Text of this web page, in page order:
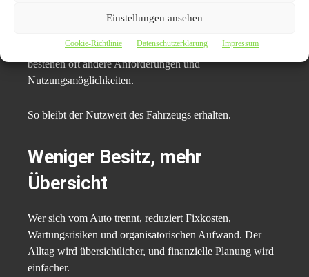
Einstellungen ansehen
Cookie-Richtlinie Datenschutzerklärung Impressum
Autoexport Erkelenzzeigt, dass Fahrzeuge auch dann
nicht mehr priorisiert werden. In anderen Märkten
bestehen oft andere Anforderungen und
Nutzungsmöglichkeiten.
So bleibt der Nutzwert des Fahrzeugs erhalten.
Weniger Besitz, mehr
Übersicht
Wer sich vom Auto trennt, reduziert Fixkosten,
Wartungsrisiken und organisatorischen Aufwand. Der
Alltag wird übersichtlicher, und finanzielle Planung wird
einfacher.